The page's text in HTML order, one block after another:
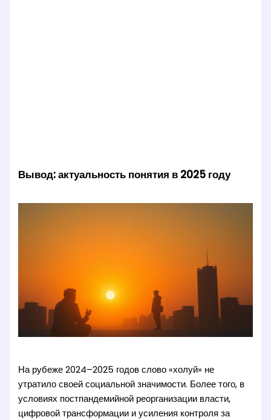
Вывод: актуальность понятия в 2025 году
На рубеже 2024–2025 годов слово «холуй» не
утратило своей социальной значимости. Более того, в
условиях постпандемийной реорганизации власти,
цифровой трансформации и усиления контроля за